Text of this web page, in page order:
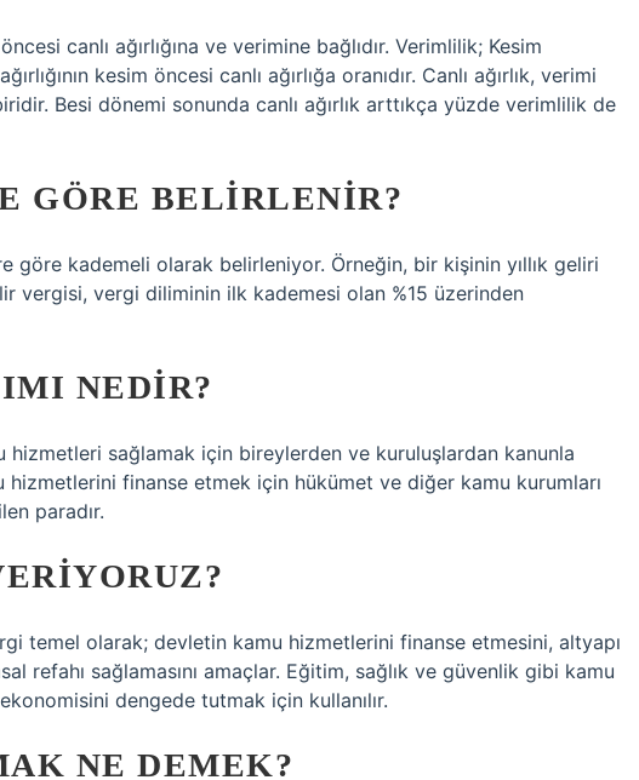
canlı ağırlığına ve verimine bağlıdır. Verimlilik; Kesim
kesim öncesi canlı ağırlığa oranıdır. Canlı ağırlık, verimi
Besi dönemi sonunda canlı ağırlık arttıkça yüzde verimlilik de
GÖRE BELIRLENIR?
göre kademeli olarak belirleniyor. Örneğin, bir kişinin yıllık geliri
vergisi, vergi diliminin ilk kademesi olan %15 üzerinden
NEDIR?
hizmetleri sağlamak için bireylerden ve kuruluşlardan kanunla
hizmetlerini finanse etmek için hükümet ve diğer kamu kurumları
paradır.
temel olarak; devletin kamu hizmetlerini finanse etmesini, altyapı
refahı sağlamasını amaçlar. Eğitim, sağlık ve güvenlik gibi kamu
dengede tutmak için kullanılır.
NE DEMEK?